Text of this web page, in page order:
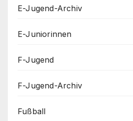
E-Jugend-Archiv
E-Juniorinnen
F-Jugend
F-Jugend-Archiv
Fußball